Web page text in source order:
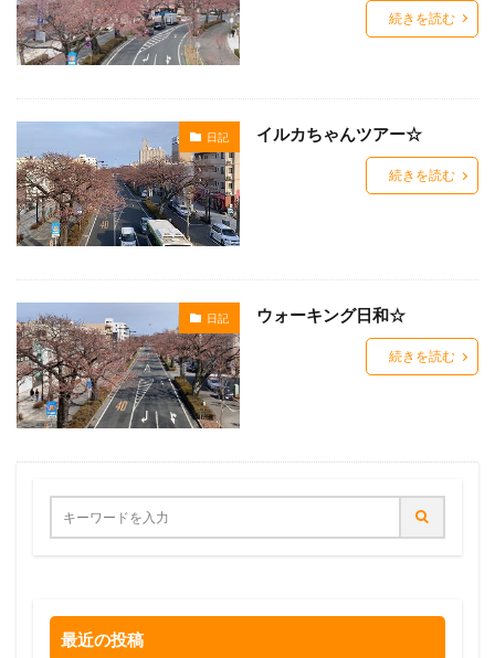
続きを読む
日記 イルカちゃんツアー☆
続きを読む
日記 ウォーキング日和☆
続きを読む
最近の投稿